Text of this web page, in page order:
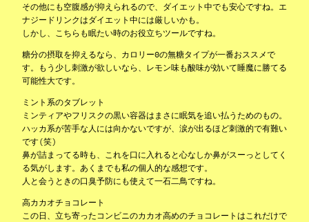
その他にも空腹感が抑えられるので、ダイエット中でも安心ですね。エ
ナジードリンクはダイエット中には厳しいかも。
しかし、こちらも眠たい時のお役立ちツールですね。
糖分の摂取を抑えるなら、カロリー0の無糖タイプが一番おススメで
す。もう少し刺激が欲しいなら、レモン味も酸味が効いて睡魔に勝てる
可能性大です。
ミント系のタブレット
ミンティアやフリスクの黒い容器はまさに眠気を追い払うためのもの。
ハッカ系が苦手な人には向かないですが、涙が出るほど刺激的で有難い
です(笑)
鼻が詰まってる時も、これを口に入れると心なしか鼻がスーっとしてく
る気がします。あくまでも私の個人的な感想です。
人と会うときの口臭予防にも使えて一石二鳥ですね。
高カカオチョコレート
この日、立ち寄ったコンビニのカカオ高めのチョコレートはこれだけで